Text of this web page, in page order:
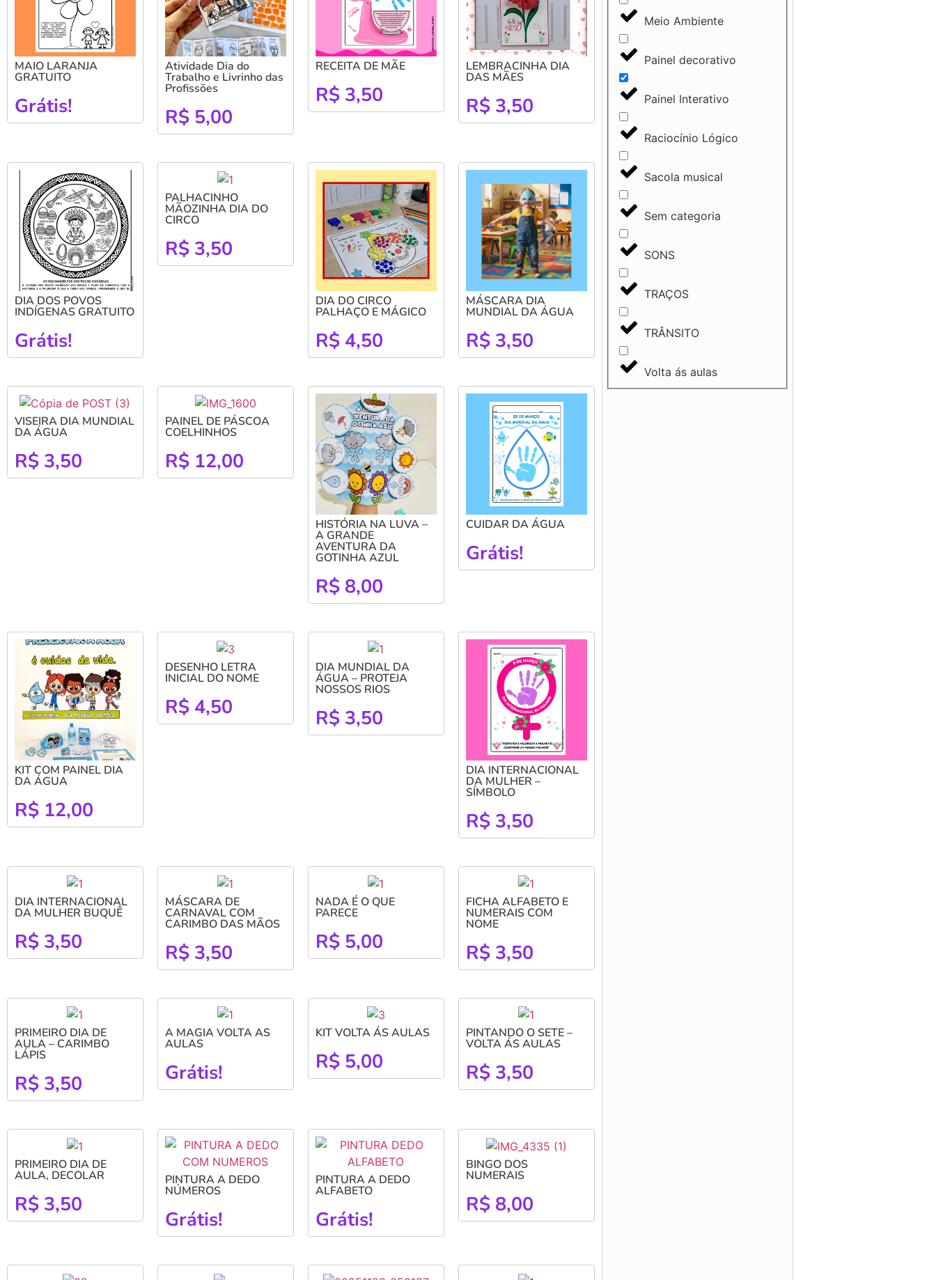
MAIO LARANJA
GRATUITO
Grátis!
Atividade Dia do
Trabalho e Livrinho das
Profissões
R$5,00
RECEITA DE MÃE
R$3,50
LEMBRACINHA DIA
DAS MÃES
R$3,50
DIA DOS POVOS
INDÍGENAS GRATUITO
Grátis!
PALHACINHO
MÃOZINHA DIA DO
CIRCO
R$3,50
DIA DO CIRCO
PALHAÇO E MÁGICO
R$4,50
MÁSCARA DIA
MUNDIAL DA ÁGUA
R$3,50
VISEIRA DIA MUNDIAL
DA ÁGUA
R$ 3,50
PAINEL DE PÁSCOA
COELHINHOS
R$12,00
HISTÓRIA NA LUVA –
A GRANDE
AVENTURA DA
GOTINHA AZUL
R$8,00
CUIDAR DA ÁGUA
Grátis!
KIT COM PAINEL DIA
DA ÁGUA
R$ 12,00
DESENHO LETRA
INICIAL DO NOME
R$4,50
DIA MUNDIAL DA
ÁGUA – PROTEJA
NOSSOS RIOS
R$3,50
DIA INTERNACIONAL
DA MULHER –
SÍMBOLO
R$3,50
DIA INTERNACIONAL
DA MULHER BUQUÊ
R$ 3,50
MÁSCARA DE
CARNAVAL COM
CARIMBO DAS MÃOS
R$3,50
NADA É O QUE
PARECE
R$5,00
FICHA ALFABETO E
NUMERAIS COM
NOME
R$3,50
PRIMEIRO DIA DE
AULA – CARIMBO
LÁPIS
R$ 3,50
A MAGIA VOLTA AS
AULAS
Grátis!
KIT VOLTA ÁS AULAS
R$5,00
PINTANDO O SETE –
VOLTA ÁS AULAS
R$3,50
PRIMEIRO DIA DE
AULA, DECOLAR
R$ 3,50
PINTURA A DEDO
NÚMEROS
Grátis!
PINTURA A DEDO
ALFABETO
Grátis!
BINGO DOS
NUMERAIS
R$8,00
Meio Ambiente
Painel decorativo
Painel Interativo
Raciocínio Lógico
Sacola musical
Sem categoria
SONS
TRAÇOS
TRÂNSITO
Volta ás aulas